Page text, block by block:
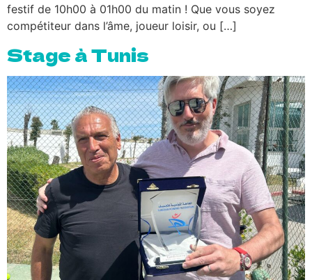
festif de 10h00 à 01h00 du matin ! Que vous soyez
compétiteur dans l’âme, joueur loisir, ou […]
Stage à Tunis